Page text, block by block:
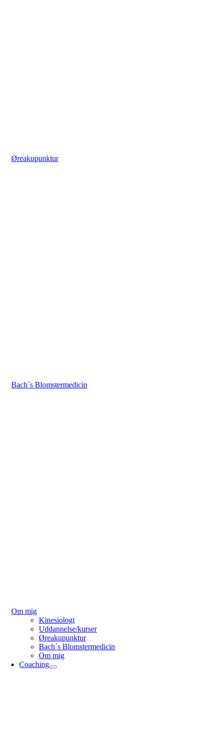
Øreakupunktur
Bach´s Blomstermedicin
Om mig
Kinesiologi
Uddannelse/kurser
Øreakupunktur
Bach´s Blomstermedicin
Om mig
Coaching